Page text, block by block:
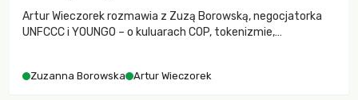
Artur Wieczorek rozmawia z Zuzą Borowską, negocjatorka
UNFCCC i YOUNGO – o kuluarach COP, tokenizmie,
Zuzanna Borowska Artur Wieczorek